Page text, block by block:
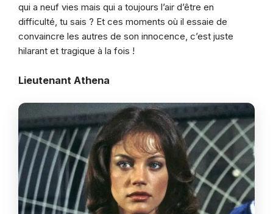
qui a neuf vies mais qui a toujours l’air d’être en
difficulté, tu sais ? Et ces moments où il essaie de
convaincre les autres de son innocence, c’est juste
hilarant et tragique à la fois !
Lieutenant Athena